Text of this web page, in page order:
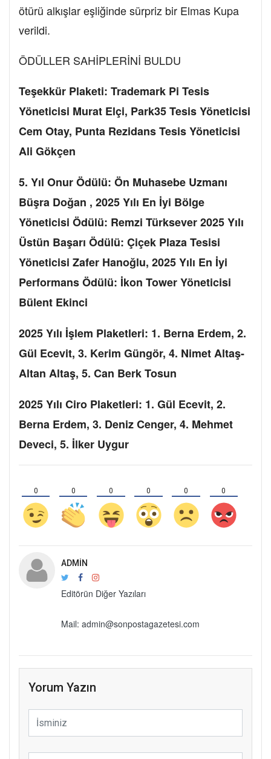
ötürü alkışlar eşliğinde sürpriz bir Elmas Kupa
verildi.
ÖDÜLLER SAHİPLERİNİ BULDU
Teşekkür Plaketi: Trademark Pi Tesis
Yöneticisi Murat Elçi, Park35 Tesis Yöneticisi
Cem Otay, Punta Rezidans Tesis Yöneticisi
Ali Gökçen
5. Yıl Onur Ödülü: Ön Muhasebe Uzmanı
Büşra Doğan , 2025 Yılı En İyi Bölge
Yöneticisi Ödülü: Remzi Türksever 2025 Yılı
Üstün Başarı Ödülü: Çiçek Plaza Tesisi
Yöneticisi Zafer Hanoğlu, 2025 Yılı En İyi
Performans Ödülü: İkon Tower Yöneticisi
Bülent Ekinci
2025 Yılı İşlem Plaketleri: 1. Berna Erdem, 2.
Gül Ecevit, 3. Kerim Güngör, 4. Nimet Altaş-
Altan Altaş, 5. Can Berk Tosun
2025 Yılı Ciro Plaketleri: 1. Gül Ecevit, 2.
Berna Erdem, 3. Deniz Cenger, 4. Mehmet
Deveci, 5. İlker Uygur
0 0 0 0 0 0
ADMIN
Editörün Diğer Yazıları
Mail: admin@sonpostagazetesi.com
Yorum Yazın